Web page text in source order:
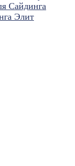
Сайдинга
Элит